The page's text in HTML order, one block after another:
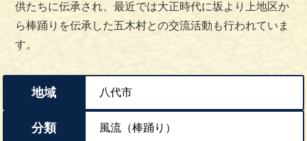
供たちに伝承され、最近では大正時代に坂より上地区か
ら棒踊りを伝承した五木村との交流活動も行われていま
す。
地域 八代市
分類 風流（棒踊り）